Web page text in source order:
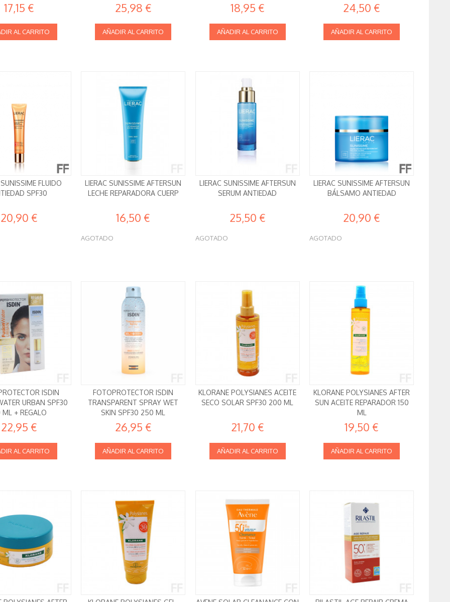
17,15 €
AL CARRITO
25,98 €
AÑADIR AL CARRITO
18,95 €
AÑADIR AL CARRITO
24,50 €
AÑADIR AL CARRITO
FLUIDO
SPF30
20,90 €
LIERAC SUNISSIME AFTERSUN
LECHE REPARADORA CUERP
16,50 €
AGOTADO
LIERAC SUNISSIME AFTERSUN
SERUM ANTIEDAD
25,50 €
AGOTADO
LIERAC SUNISSIME AFTERSUN
BÁLSAMO ANTIEDAD
20,90 €
AGOTADO
ISDIN
URBAN SPF30
+ REGALO
22,95 €
AL CARRITO
FOTOPROTECTOR ISDIN
TRANSPARENT SPRAY WET
SKIN SPF30 250 ML
26,95 €
AÑADIR AL CARRITO
KLORANE POLYSIANES ACEITE
SECO SOLAR SPF30 200 ML
21,70 €
AÑADIR AL CARRITO
KLORANE POLYSIANES AFTER
SUN ACEITE REPARADOR 150
ML
19,50 €
AÑADIR AL CARRITO